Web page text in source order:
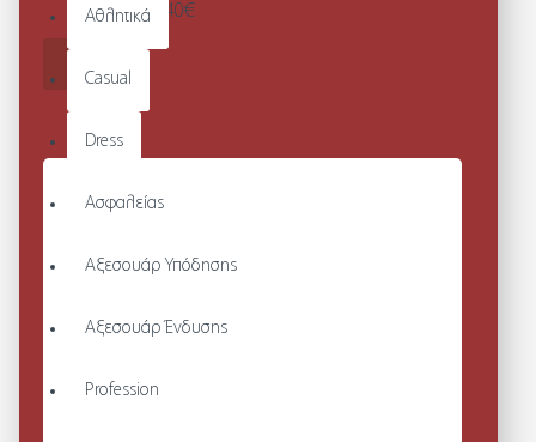
Αθλητικά
Casual
Dress
Ασφαλείας
Αξεσουάρ Υπόδησης
Αξεσουάρ Ένδυσης
Profession
Από 74,40€